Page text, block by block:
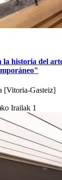
historia del
[Vitoria-Gasteiz]
Irailak 1